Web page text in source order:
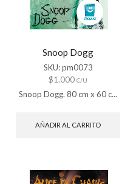
Snoop Dogg
SKU:pm0073
$1.000 C/U
Snoop Dogg. 80 cm x 60 c...
AÑADIR AL CARRITO